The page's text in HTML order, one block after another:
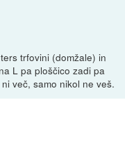
trfovini (domžale) in
L pa ploščico zadi pa
več, samo nikol ne veš.